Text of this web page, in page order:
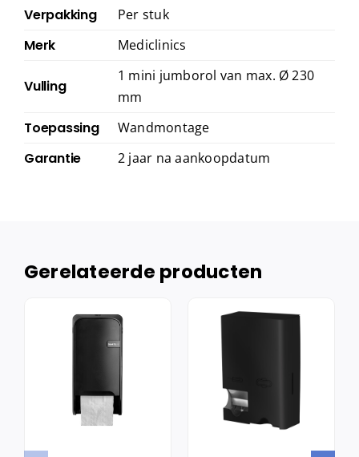
Verpakking Per stuk
Merk Mediclinics
Vulling
1 mini jumborol van max. Ø 230
mm
Toepassing Wandmontage
Garantie 2 jaar na aankoopdatum
Gerelateerde producten